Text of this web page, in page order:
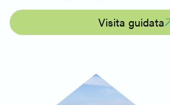
Visita guidata